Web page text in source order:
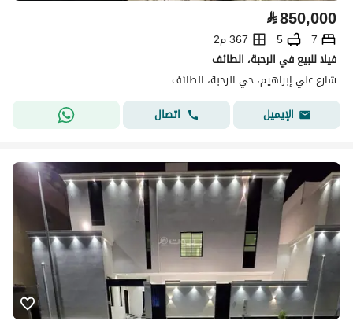
⃁850,000
7
5
367 م2
فيلا للبيع في الرحبة، الطائف
شارع علي إبراهيم، حي الرحبة، الطائف
الإيميل
اتصال